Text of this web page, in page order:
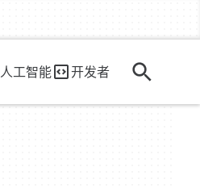
人工智能 开发者